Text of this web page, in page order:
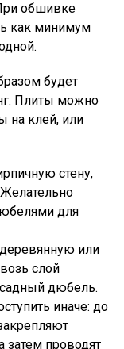
обшивке
как минимум
будет
Плиты можно
на клей, или
стену,
для
или
слой
дюбель.
иначе: до
затем проводят